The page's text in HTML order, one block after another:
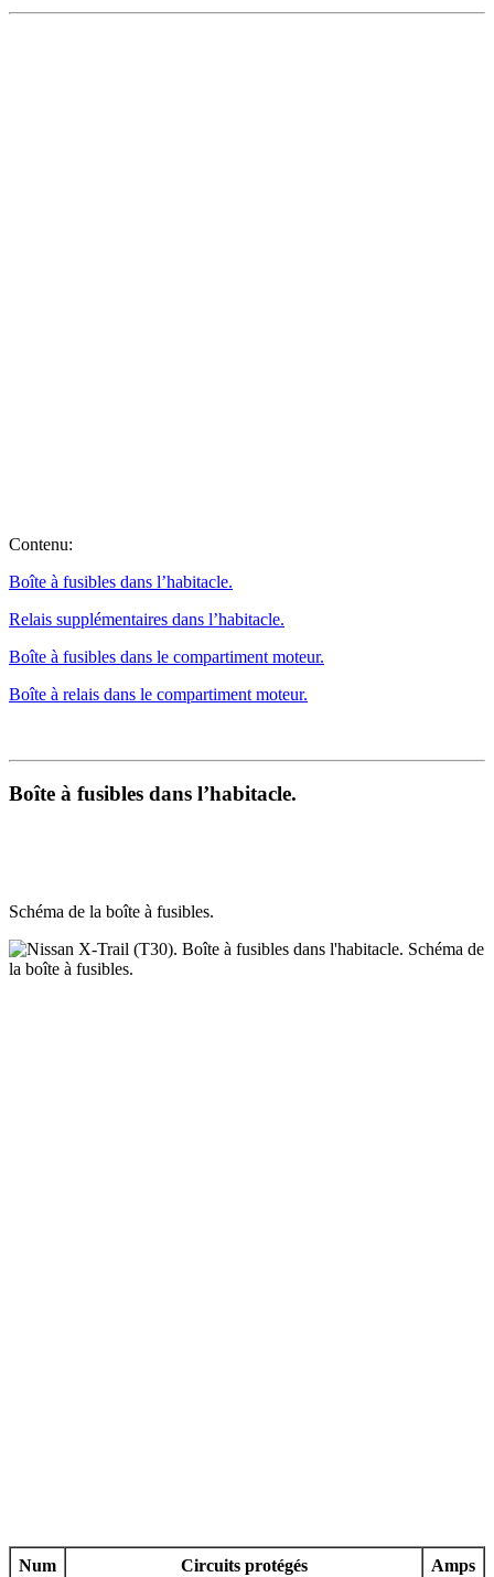
Contenu:
Boîte à fusibles dans l’habitacle.
Relais supplémentaires dans l’habitacle.
Boîte à fusibles dans le compartiment moteur.
Boîte à relais dans le compartiment moteur.
Boîte à fusibles dans l’habitacle.
Schéma de la boîte à fusibles.
Num Circuits protégés Amps